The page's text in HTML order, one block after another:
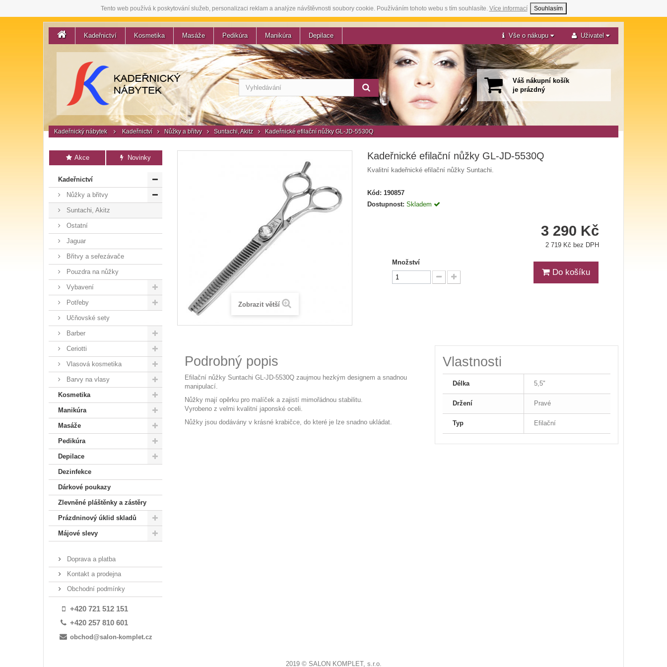
Tento web používá k poskytování služeb, personalizaci reklam a analýze návštěvnosti soubory cookie. Používáním tohoto webu s tím souhlasíte. Více informací Souhlasím
Kadeřnictví Kosmetika Masáže Pedikúra Manikúra Depilace Vše o nákupu Uživatel
Váš nákupní košík
je prázdný
Kadeřnický nábytek Kadeřnictví Nůžky a břitvy Suntachi, Akitz Kadeřnické efilační nůžky GL-JD-5530Q
Akce Novinky
Kadeřnictví
Nůžky a břitvy
Suntachi, Akitz
Ostatní
Jaguar
Břitvy a seřezávače
Pouzdra na nůžky
Vybavení
Potřeby
Učňovské sety
Barber
Ceriotti
Vlasová kosmetika
Barvy na vlasy
Kosmetika
Manikúra
Masáže
Pedikúra
Depilace
Dezinfekce
Dárkové poukazy
Zlevněné pláštěnky a zástěry
Prázdninový úklid skladů
Májové slevy
Doprava a platba
Kontakt a prodejna
Obchodní podmínky
+420 721 512 151
+420 257 810 601
obchod@salon-komplet.cz
Zobrazit větší
Kadeřnické efilační nůžky GL-JD-5530Q
Kvalitní kadeřnické efilační nůžky Suntachi.
Kód: 190857
Dostupnost: Skladem
3 290 Kč
2 719 Kč bez DPH
Množství
Do košíku
Podrobný popis
Efilační nůžky Suntachi GL-JD-5530Q zaujmou hezkým designem a snadnou
manipulací.
Nůžky mají opěrku pro malíček a zajistí mimořádnou stabilitu.
Vyrobeno z velmi kvalitní japonské oceli.
Nůžky jsou dodávány v krásné krabičce, do které je lze snadno ukládat.
Vlastnosti
Délka 5,5"
Držení Pravé
Typ Efilační
2019 © SALON KOMPLET, s.r.o.